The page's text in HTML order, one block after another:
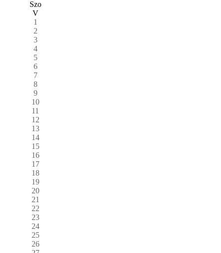
Szo
V
1
2
3
4
5
6
7
8
9
10
11
12
13
14
15
16
17
18
19
20
21
22
23
24
25
26